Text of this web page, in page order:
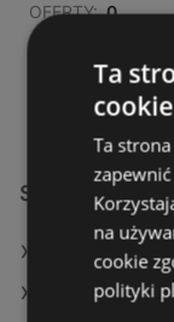
OFERTY: 0
GAZETKI:
ODLEGŁOŚĆ:
Sklepy Żabka
Żabka w
Żabka w
Ta
cookie
Ta
na
cookie
polityki